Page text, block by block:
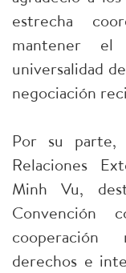
estrecha
mantener
universalidad
negociación
Por su
Relaciones
Minh Vu,
Convención
cooperación
derechos e